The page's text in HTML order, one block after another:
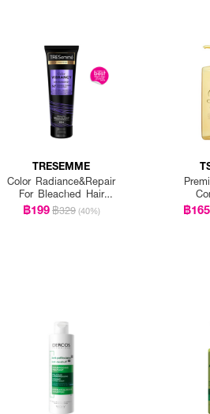
TRESEMME
Color Radiance&Repair
For Bleached Hair
Shampoo
฿199฿329 (40%) ฿165